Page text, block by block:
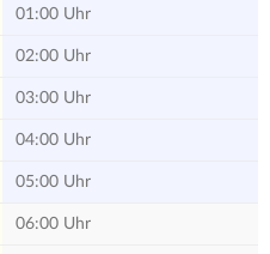
01:00 Uhr
02:00 Uhr
03:00 Uhr
04:00 Uhr
05:00 Uhr
06:00 Uhr